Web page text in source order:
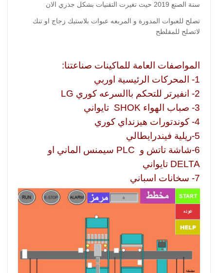
سنة الصنع 2019 حيث تغيرت التقنيات بشكل جذري الان
تصلح للعبوات المدورة و المربعه عبوات بلاستيك زجاج او تنك
لاتصلح للمفلطح
المواصفات العامة للماكينات صناعتنا:
1- المحركات الرئيسية اوربي
2- انفيرتر للتحكم باالسرعه كوري LG
3- صباب الهواء SHOK تايواني
4- كوندتورات هيزنداي كوري
5-ريلية فيندرايطالي
6-شاشة تاتش و PLC سيمنس الماني او
DELTA تايواني
7- سخانات اسباني